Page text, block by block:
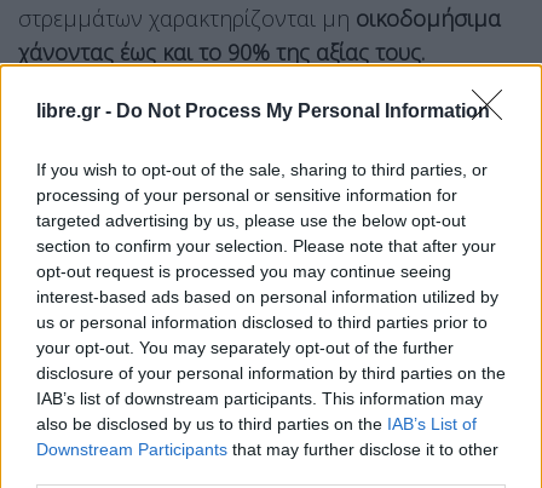
libre.gr - Do Not Process My Personal Information
If you wish to opt-out of the sale, sharing to third parties, or
processing of your personal or sensitive information for
targeted advertising by us, please use the below opt-out
section to confirm your selection. Please note that after your
opt-out request is processed you may continue seeing
interest-based ads based on personal information utilized by
us or personal information disclosed to third parties prior to
your opt-out. You may separately opt-out of the further
disclosure of your personal information by third parties on the
IAB’s list of downstream participants. This information may
also be disclosed by us to third parties on the IAB’s List of
Downstream Participants that may further disclose it to other
στρεμμάτων χαρακτηρίζονται μη οικοδομήσιμα
χάνοντας έως και το 90% της αξίας τους.
Όπως αναφέρει στην ερώτησή του προς προς
βαρύ πλήγμα στους ιδιοκτήτες αυτών των
οικοπέδων και θα συμβάλει στην ερήμωση των
μικρών αυτών οικισμών ή στην αλλαγή του
χαρακτήρα τους, καθώς ευνοεί την πώληση των
ιδιοκτησιών αυτών σε εξαιρετικά χαμηλές τιμές σε
ιδιώτες ή εταιρείες που κατόπιν θα συνενώσουν
όμορα τεμάχια γης προκειμένου να τα
εκμεταλλευτούν οικοδομικά”και καλώντας
τηκυβέρνησηνα αναθεωρήσει τις προβλέψεις